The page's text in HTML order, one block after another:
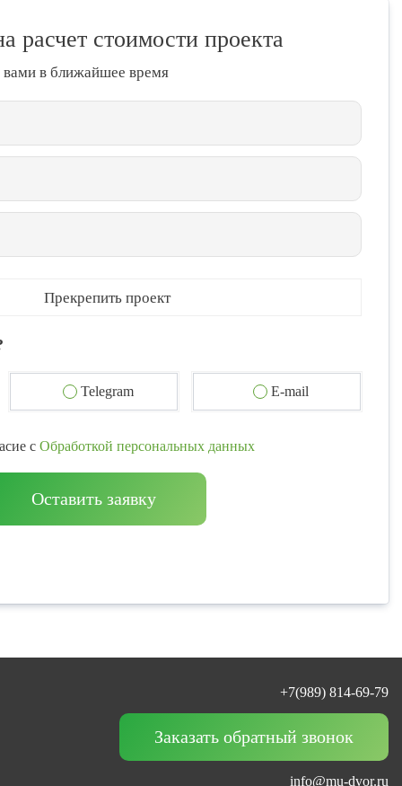
расчет стоимости проекта
в ближайшее время
Прекрепить проект
Telegram E-mail
с Обработкой персональных данных
Оставить заявку
+7(989) 814-69-79
Заказать обратный звонок
info@mu-dvor.ru